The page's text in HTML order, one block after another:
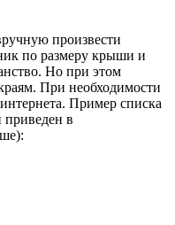
произвести
по размеру крыши и
Но при этом
При необходимости
Пример списка
приведен в